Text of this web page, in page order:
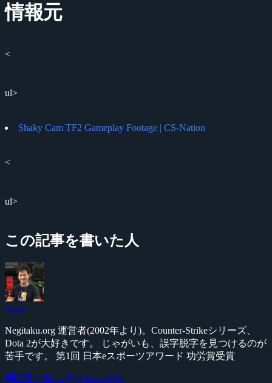
情報元
<
ul>
Shaky Cam TF2 Gameplay Footage | CS-Nation
<
ul>
この記事を書いた人
Yossy
Negitaku.org 運営者(2002年より)。Counter-Strikeシリーズ、
Dota 2が大好きです。 じゃがいも、誤字脱字を見つけるのが
苦手です。 第1回 日本eスポーツアワード 功労賞受賞
記事一覧へ @YossyFPS